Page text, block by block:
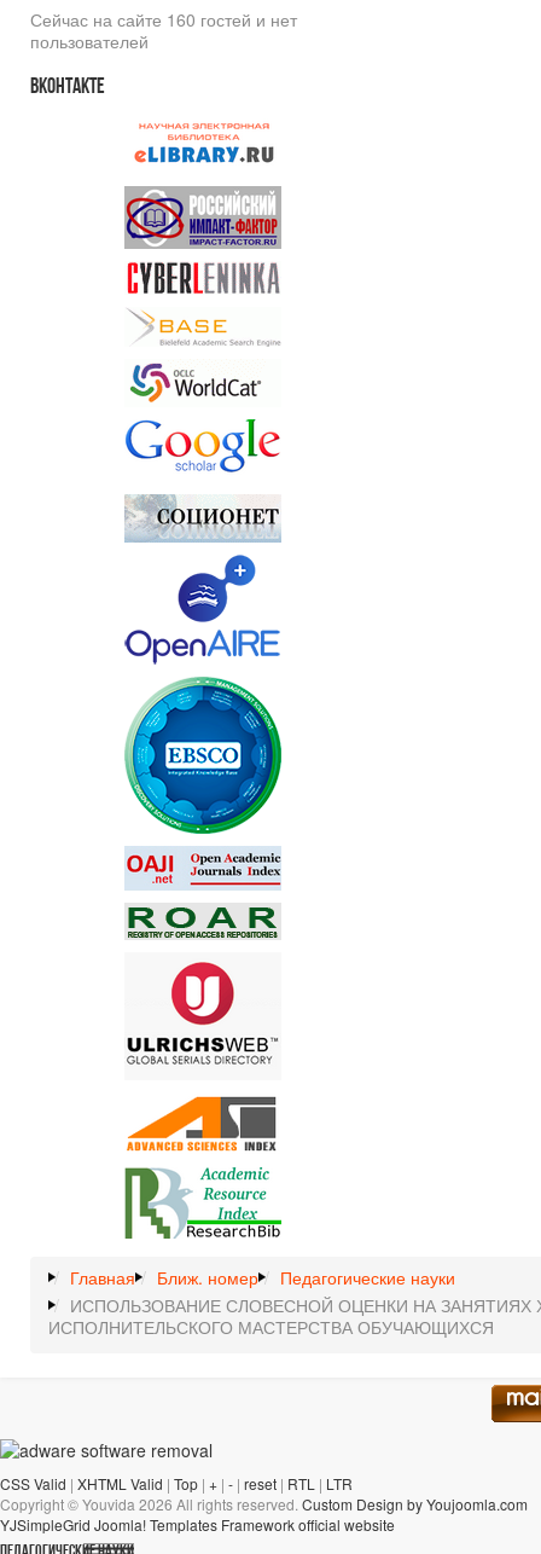
Сейчас на сайте 160 гостей и нет
пользователей
Вконтакте
Главная Ближ. номер
Педагогические науки
ИСПОЛЬЗОВАНИЕ СЛОВЕСНОЙ ОЦЕНКИ НА
ИСПОЛНИТЕЛЬСКОГО МАСТЕРСТВА ОБУЧАЮЩИХСЯ
CSS Valid | XHTML Valid | Top | + | - | reset | RTL | LTR
Copyright ©Youvida 2026 All rights reserved. Custom Design by Youjoomla.com
YJSimpleGrid Joomla! Templates Framework official website